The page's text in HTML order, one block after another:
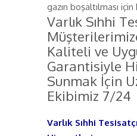
gazın boşaltılması için
Varlık Sıhhi
Kaliteli ve
Garantisiyle
Sunmak İçin
Ekibimiz 7/
Varlık Sıhhi